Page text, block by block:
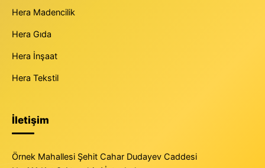
Hera Madencilik
Hera Gıda
Hera İnşaat
Hera Tekstil
İletişim
Örnek Mahallesi Şehit Cahar Dudayev Caddesi